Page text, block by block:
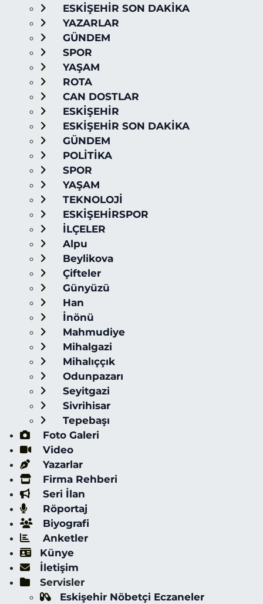
ESKİŞEHİR SON DAKİKA
YAZARLAR
GÜNDEM
SPOR
YAŞAM
ROTA
CAN DOSTLAR
ESKİŞEHİR
ESKİŞEHİR SON DAKİKA
GÜNDEM
POLİTİKA
SPOR
YAŞAM
TEKNOLOJİ
ESKİŞEHİRSPOR
İLÇELER
Alpu
Beylikova
Çifteler
Günyüzü
Han
İnönü
Mahmudiye
Mihalgazi
Mihalıççık
Odunpazarı
Seyitgazi
Sivrihisar
Tepebaşı
Foto Galeri
Video
Yazarlar
Firma Rehberi
Seri İlan
Röportaj
Biyografi
Anketler
Künye
İletişim
Servisler
Eskişehir Nöbetçi Eczaneler